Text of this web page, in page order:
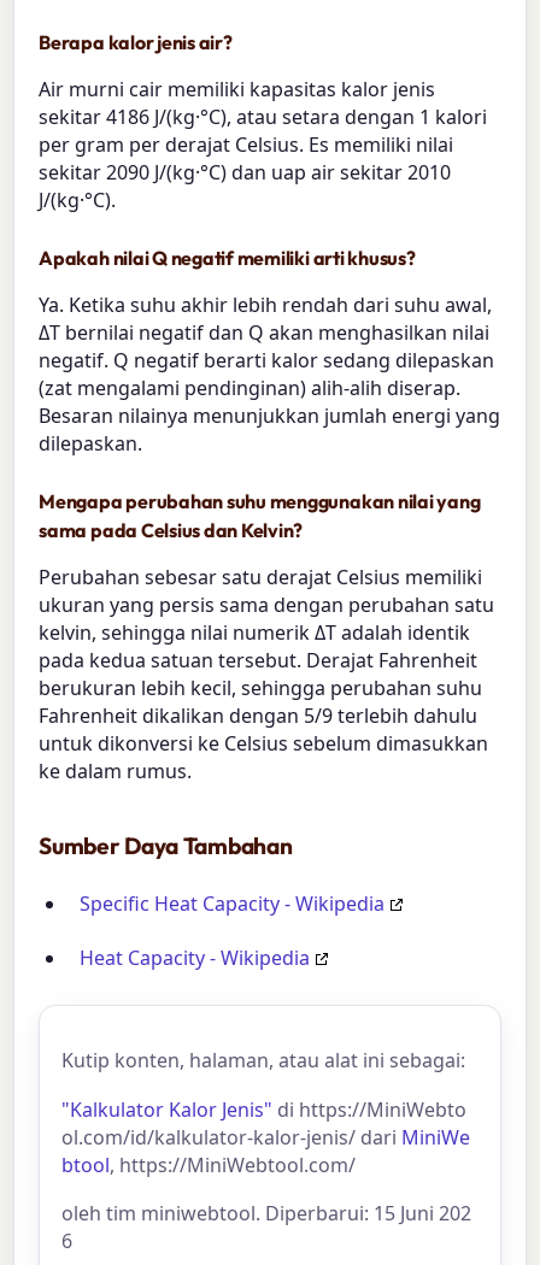
Berapa kalor jenis air?
Air murni cair memiliki kapasitas kalor jenis
sekitar 4186 J/(kg·°C), atau setara dengan 1 kalori
per gram per derajat Celsius. Es memiliki nilai
sekitar 2090 J/(kg·°C) dan uap air sekitar 2010
J/(kg·°C).
Apakah nilai Q negatif memiliki arti khusus?
Ya. Ketika suhu akhir lebih rendah dari suhu awal,
ΔT bernilai negatif dan Q akan menghasilkan nilai
negatif. Q negatif berarti kalor sedang dilepaskan
(zat mengalami pendinginan) alih-alih diserap.
Besaran nilainya menunjukkan jumlah energi yang
dilepaskan.
Mengapa perubahan suhu menggunakan nilai yang
sama pada Celsius dan Kelvin?
Perubahan sebesar satu derajat Celsius memiliki
ukuran yang persis sama dengan perubahan satu
kelvin, sehingga nilai numerik ΔT adalah identik
pada kedua satuan tersebut. Derajat Fahrenheit
berukuran lebih kecil, sehingga perubahan suhu
Fahrenheit dikalikan dengan 5/9 terlebih dahulu
untuk dikonversi ke Celsius sebelum dimasukkan
ke dalam rumus.
Sumber Daya Tambahan
Specific Heat Capacity - Wikipedia
Heat Capacity - Wikipedia
Kutip konten, halaman, atau alat ini sebagai:
"Kalkulator Kalor Jenis" di https://MiniWebto
ol.com/id/kalkulator-kalor-jenis/ dari MiniWe
btool, https://MiniWebtool.com/
oleh tim miniwebtool. Diperbarui: 15 Juni 202
6